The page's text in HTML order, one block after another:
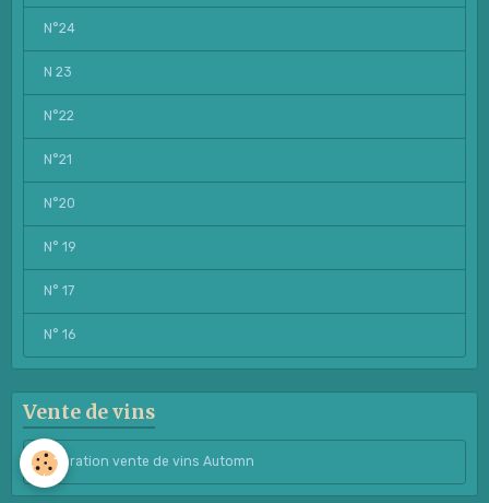
N°24
N 23
N°22
N°21
N°20
N° 19
N° 17
N° 16
Vente de vins
Opération vente de vins Automn